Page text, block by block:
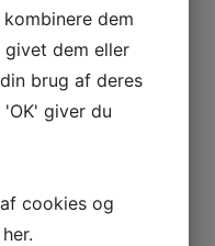
Julepynt
dem
dem eller
brug af deres
giver du
cookies og
her.